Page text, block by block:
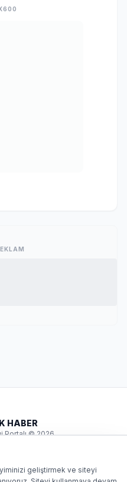
HABER
Portalı © 2026
geliştirmek ve siteyi